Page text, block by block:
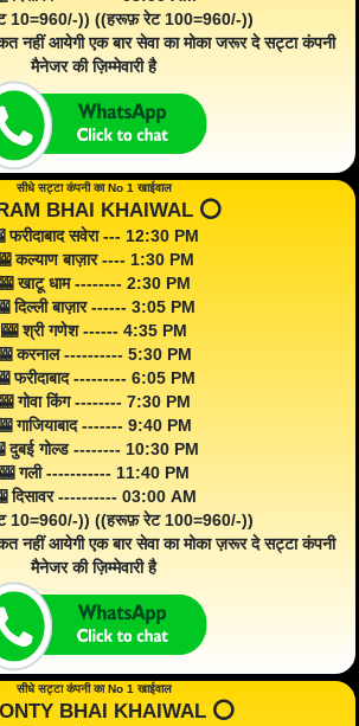
10=960/-)) ((हरूफ़ रेट 100=960/-))
नहीं आयेगी एक बार सेवा का मोका जरूर दे सट्टा कंपनी
मैनेजर की ज़िम्मेवारी है
सीधे सट्टा कंपनी का No 1 खाईवाल
BHAI KHAIWAL ⭕️
फरीदाबाद सवेरा --- 12:30 PM
कल्याण बाज़ार ---- 1:30 PM
खाटू धाम -------- 2:30 PM
दिल्ली बाज़ार ------ 3:05 PM
🎰 श्री गणेश ------ 4:35 PM
करनाल ---------- 5:30 PM
फरीदाबाद --------- 6:05 PM
गोवा किंग -------- 7:30 PM
गाजियाबाद ------- 9:40 PM
दुबई गोल्ड -------- 10:30 PM
🎰 गली ----------- 11:40 PM
दिसावर ---------- 03:00 AM
10=960/-)) ((हरूफ़ रेट 100=960/-))
नहीं आयेगी एक बार सेवा का मोका ज़रूर दे सट्टा कंपनी
मैनेजर की ज़िम्मेवारी है
सीधे सट्टा कंपनी का No 1 खाईवाल
BHAI KHAIWAL ⭕️